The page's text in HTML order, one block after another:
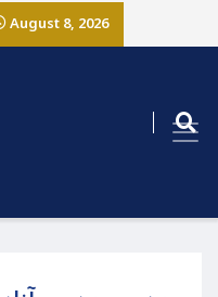
August 8, 2026